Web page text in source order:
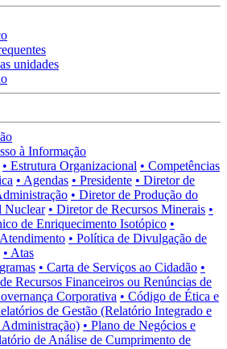
unidades
à Informação
• Estrutura Organizacional • Competências
• Agendas • Presidente • Diretor de
• Diretor de Produção do
Nuclear • Diretor de Recursos Minerais •
de Enriquecimento Isotópico •
• Política de Divulgação de
• Atas
• Carta de Serviços ao Cidadão •
Recursos Financeiros ou Renúncias de
Corporativa • Código de Ética e
de Gestão (Relatório Integrado e
• Plano de Negócios e
de Análise de Cumprimento de